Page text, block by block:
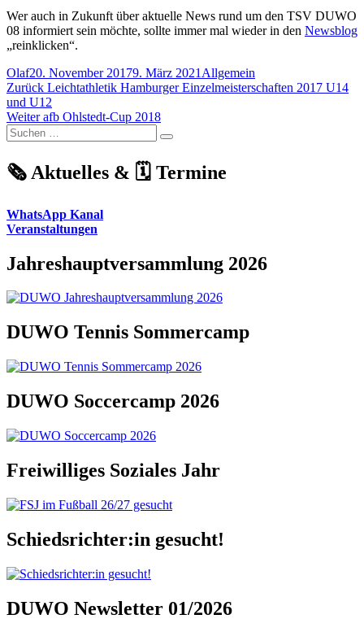
Wer auch in Zukunft über aktuelle News rund um den TSV DUWO
08 informiert sein möchte, sollte immer mal wieder in den Newsblog
„reinklicken“.
Autor
OlafVeröffentlicht
am
20. November 20179. März 2021 Kategorien
Allgemein
Beitragsnavigation
Zurück Vorheriger
Beitrag:
Leichtathletik Hamburger Einzel­mei­ster­schaften 2017 U14
und U12
Weiter Nächster
Beitrag:
afb Ohlstedt-Cup 2018
Suchen
nach:
Suchen
🗞️ Aktuelles & 🗓️ Termine
WhatsApp Kanal
Veranstaltungen
Jahreshauptversammlung 2026
DUWO Tennis Sommercamp
DUWO Soccercamp 2026
Freiwilliges Soziales Jahr
Schiedsrichter:in gesucht!
DUWO Newsletter 01/2026